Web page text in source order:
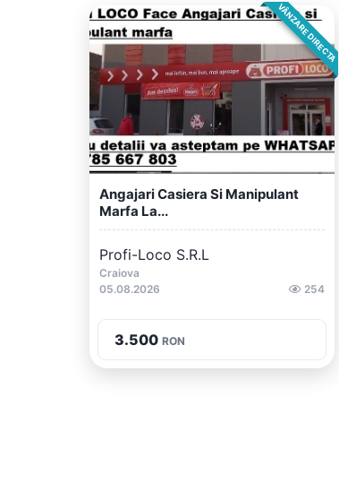
VÂNZARE DIRECTA
Angajari Casiera Si Manipulant
Marfa La...
Profi-Loco S.R.L
Craiova
05.08.2026
254
3.500 RON